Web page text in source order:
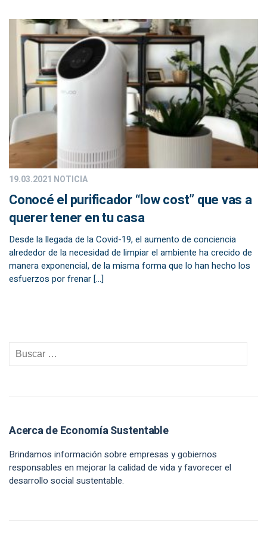
19.03.2021 NOTICIA
Conocé el purificador “low cost” que vas a
querer tener en tu casa
Desde la llegada de la Covid-19, el aumento de conciencia
alrededor de la necesidad de limpiar el ambiente ha crecido de
manera exponencial, de la misma forma que lo han hecho los
esfuerzos por frenar […]
Acerca de Economía Sustentable
Brindamos información sobre empresas y gobiernos
responsables en mejorar la calidad de vida y favorecer el
desarrollo social sustentable.